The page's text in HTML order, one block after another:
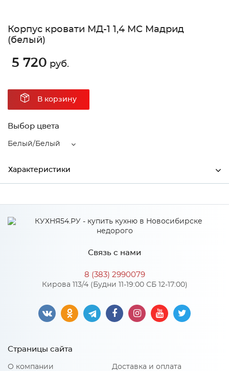
Корпус кровати МД-1 1,4 МС Мадрид
(белый)
5 720 руб.
В корзину
Выбор цвета
Белый/Белый
Характеристики
Высота 950
Белый/Белый
основание не входит в комплект
Связь с нами
8 (383) 2990079
Кирова 113/4 (Будни 11-19:00 СБ 12-17:00)
Страницы сайта
О компании Доставка и оплата